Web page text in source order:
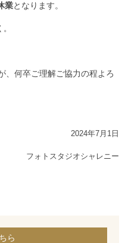
業となります。
、何卒ご理解ご協力の程よろ
2024年7月1日
フォトスタジオシャレニー
ら